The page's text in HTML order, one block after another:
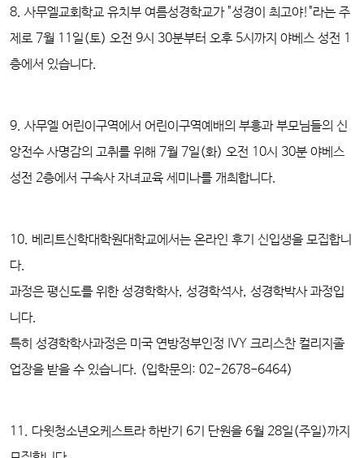
8. 사무엘교회학교 유치부 여름성경학교가 "성경이 최고야!"라는 주
제로 7월 11일(토) 오전 9시 30분부터 오후 5시까지 야베스 성전 1
층에서 있습니다.
9. 사무엘 어린이구역에서 어린이구역예배의 부흥과 부모님들의 신
앙전수 사명감의 고취를 위해 7월 7일(화) 오전 10시 30분 야베스
성전 2층에서 구속사 자녀교육 세미나를 개최합니다.
10. 베리트신학대학원대학교에서는 온라인 후기 신입생을 모집합니
다.
과정은 평신도를 위한 성경학학사, 성경학석사, 성경학박사 과정입
니다.
특히 성경학학사과정은 미국 연방정부인정 IVY 크리스찬 컬리지졸
업장을 받을 수 있습니다. (입학문의: 02-2678-6464)
11. 다윗청소년오케스트라 하반기 6기 단원을 6월 28일(주일)까지